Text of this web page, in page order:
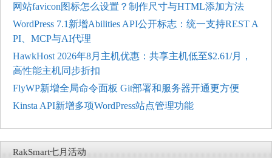
网站favicon图标怎么设置？制作尺寸与HTML添加方法
WordPress 7.1新增Abilities API公开标志：统一支持REST A
PI、MCP与AI代理
HawkHost 2026年8月主机优惠：共享主机低至$2.61/月，
高性能主机同步折扣
FlyWP新增全局命令面板 Git部署和服务器开通更方便
Kinsta API新增多项WordPress站点管理功能
RakSmart七月活动